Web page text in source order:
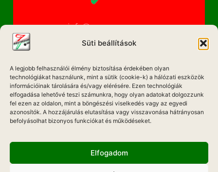
Süti beállítások
A legjobb felhasználói élmény biztosítása érdekében olyan
technológiákat használunk, mint a sütik (cookie-k) a hálózati eszközök
információinak tárolására és/vagy elérésére. Ezen technológiák
elfogadása lehetővé teszi számunkra, hogy olyan adatokat dolgozzunk
fel ezen az oldalon, mint a böngészési viselkedés vagy az egyedi
azonosítók. A hozzájárulás elutasítása vagy visszavonása hátrányosan
befolyásolhat bizonyos funkciókat és működéseket.
Elfogadom
info@magyarzene.eu
IMPRESSZUM
ETIKAI KÓDEX
MÉDIA AJÁNLAT
ADATKEZELÉSI NYILATKOZAT